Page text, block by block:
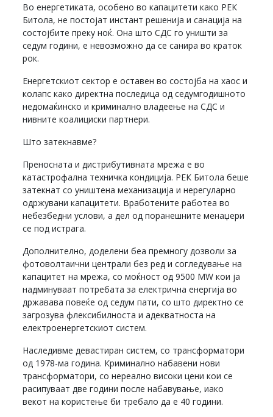
Во енергетиката, особено во капацитети како РЕК
Битола, не постојат инстант решенија и санација на
состојбите преку ноќ. Она што СДС го уништи за
седум години, е невозможно да се санира во краток
рок.
Енергетскиот сектор е оставен во состојба на хаос и
колапс како директна последица од седумгодишното
недомаќинско и криминално владеење на СДС и
нивните коалициски партнери.
Што затекнавме?
Преносната и дистрибутивната мрежа е во
катастрофална техничка кондиција. РЕК Битола беше
затекнат со уништена механизација и нерегуларно
одржувани капацитети. Вработените работеа во
небезбедни услови, а дел од поранешните менаџери
се под истрага.
Дополнително, доделени беа премногу дозволи за
фотоволтаични централи без ред и согледување на
капацитет на мрежа, со моќност од 9500 MW кои ја
надминуваат потребата за електрична енергија во
државава повеќе од седум пати, со што директно се
загрозува флексибилноста и адекватноста на
електроенергетскиот систем.
Наследивме девастиран систем, со трансформатори
од 1978-ма година. Криминално набавени нови
трансформатори, со нереално високи цени кои се
расипуваат две години после набавување, иако
векот на користење би требало да е 40 години.